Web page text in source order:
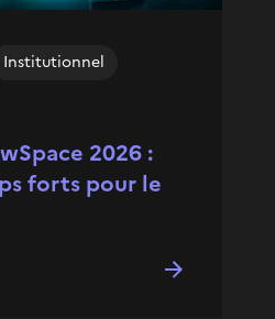
2026 :
forts pour le
Institutionnel